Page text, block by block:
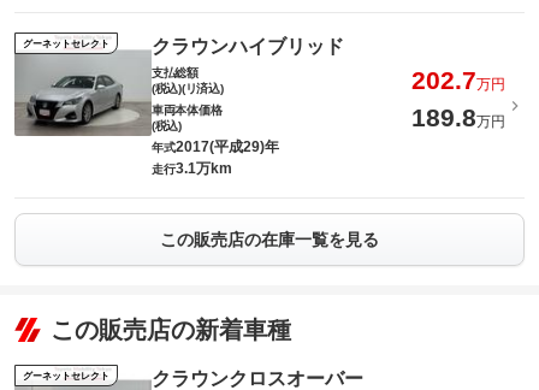
グーネットセレクト クラウンハイブリッド
支払総額
(税込)(リ済込)
202.7万円
車両本体価格
(税込)
189.8万円
年式2017(平成29)年
走行3.1万km
この販売店の在庫一覧を見る
この販売店の新着車種
グーネットセレクト クラウンクロスオーバー